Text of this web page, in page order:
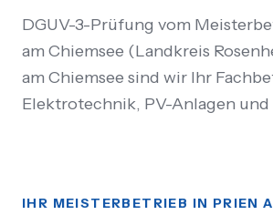
DGUV-3-Prüfung vom
am Chiemsee (Landkreis
am Chiemsee sind wir Ihr
Elektrotechnik, PV-Anlagen und
IHR MEISTERBETRIEB IN PRIEN